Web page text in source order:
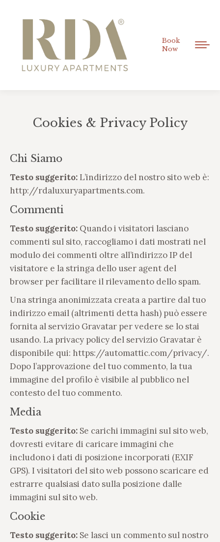
Book
Now
Cookies & Privacy Policy
Chi Siamo
Testo suggerito: L’indirizzo del nostro sito web è:
http://rdaluxuryapartments.com.
Commenti
Testo suggerito: Quando i visitatori lasciano
commenti sul sito, raccogliamo i dati mostrati nel
modulo dei commenti oltre all’indirizzo IP del
visitatore e la stringa dello user agent del
browser per facilitare il rilevamento dello spam.
Una stringa anonimizzata creata a partire dal tuo
indirizzo email (altrimenti detta hash) può essere
fornita al servizio Gravatar per vedere se lo stai
usando. La privacy policy del servizio Gravatar è
disponibile qui: https://automattic.com/privacy/.
Dopo l’approvazione del tuo commento, la tua
immagine del profilo è visibile al pubblico nel
contesto del tuo commento.
Media
Testo suggerito: Se carichi immagini sul sito web,
dovresti evitare di caricare immagini che
includono i dati di posizione incorporati (EXIF
GPS). I visitatori del sito web possono scaricare ed
estrarre qualsiasi dato sulla posizione dalle
immagini sul sito web.
Cookie
Testo suggerito: Se lasci un commento sul nostro